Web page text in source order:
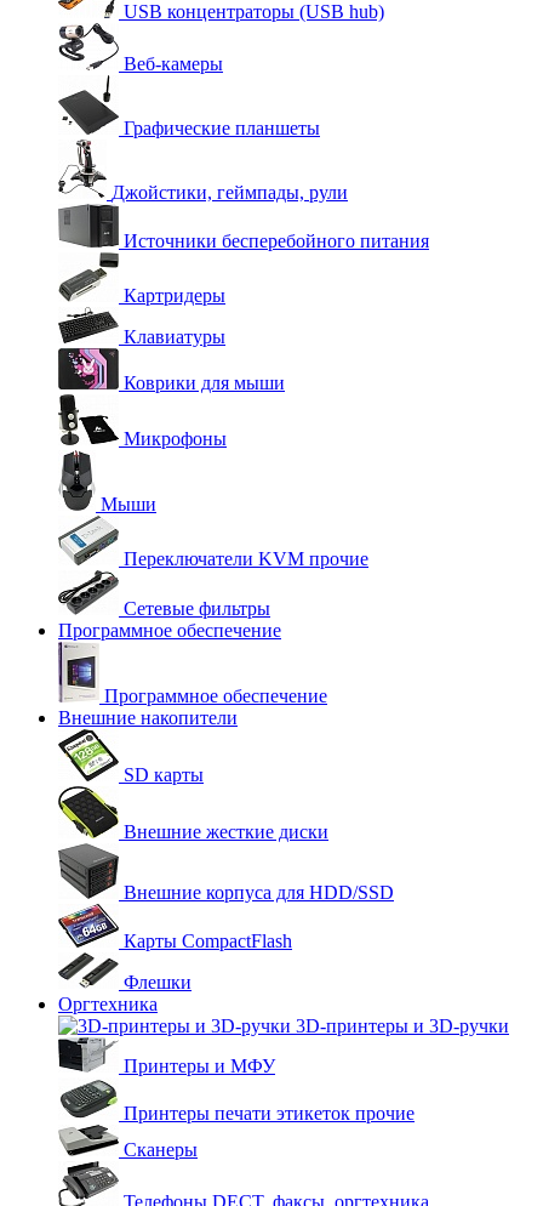
USB концентраторы (USB hub)
Веб-камеры
Графические планшеты
Джойстики, геймпады, рули
Источники бесперебойного питания
Картридеры
Клавиатуры
Коврики для мыши
Микрофоны
Мыши
Переключатели KVM прочие
Сетевые фильтры
Программное обеспечение
Программное обеспечение
Внешние накопители
SD карты
Внешние жесткие диски
Внешние корпуса для HDD/SSD
Карты CompactFlash
Флешки
Оргтехника
3D-принтеры и 3D-ручки
Принтеры и МФУ
Принтеры печати этикеток прочие
Сканеры
Телефоны DECT, факсы, оргтехника